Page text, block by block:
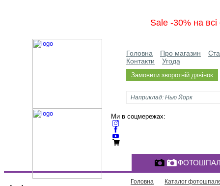
Sale -30% на
Головна Про магазин
Контакти
Угода
Замовити зворотній дзвінок
Ми в соцмережах:
Головна Каталог